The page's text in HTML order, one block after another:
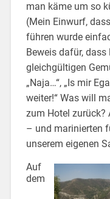
man käme um so
(Mein Einwurf,
führen wurde
Beweis dafür,
gleichgültigen
„Naja…“, „Is mir
weiter!“ Was will
zum Hotel zurück?
– und marinierten
unserem eigenen
Auf
dem